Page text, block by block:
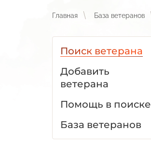
Главная База ветеранов
Поиск ветерана
Добавить
ветерана
Помощь в поиске
База ветеранов